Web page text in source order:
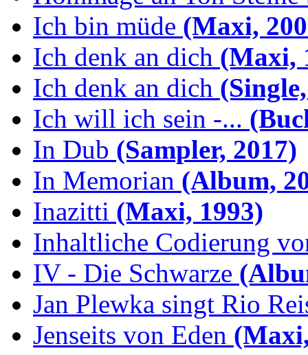
Ich bin müde (Maxi,
Ich denk an dich (Maxi,
Ich denk an dich
Ich will ich sein -...
In Dub (Sampler, 2017)
In Memorian (Album,
Inazitti (Maxi, 1993)
Inhaltliche Codierung
IV - Die Schwarze
Jan Plewka singt Rio
Jenseits von Eden